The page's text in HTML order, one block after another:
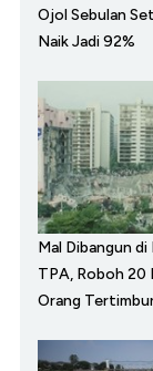
Ojol Sebulan
Naik Jadi 92%
Mal Dibangun di
TPA, Roboh 20
Orang